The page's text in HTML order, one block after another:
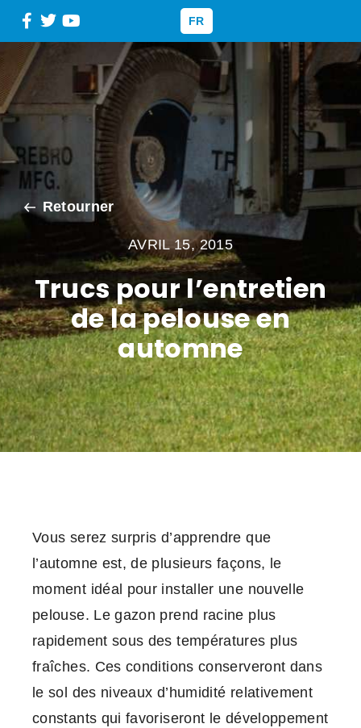
FR
Retourner
AVRIL 15, 2015
Trucs pour l’entretien
de la pelouse en
automne
Vous serez surpris d’apprendre que
l’automne est, de plusieurs façons, le
moment idéal pour installer une nouvelle
pelouse. Le gazon prend racine plus
rapidement sous des températures plus
fraîches. Ces conditions conserveront dans
le sol des niveaux d’humidité relativement
constants qui favoriseront le développement